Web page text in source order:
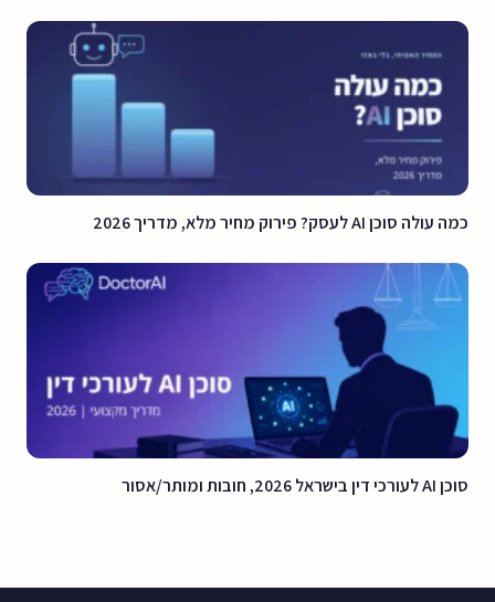
כמה עולה סוכן AI לעסק? פירוק מחיר מלא, מדריך 2026
סוכן AI לעורכי דין בישראל 2026, חובות ומותר/אסור